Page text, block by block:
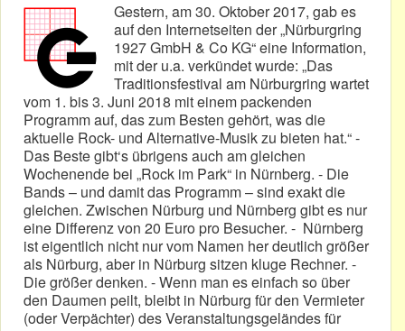
Gestern, am 30. Oktober 2017, gab es
auf den Internetseiten der „Nürburgring
1927 GmbH & Co KG“ eine Information,
mit der u.a. verkündet wurde: „Das
Traditionsfestival am Nürburgring wartet
vom 1. bis 3. Juni 2018 mit einem packenden
Programm auf, das zum Besten gehört, was die
aktuelle Rock- und Alternative-Musik zu bieten hat.“ -
Das Beste gibt‘s übrigens auch am gleichen
Wochenende bei „Rock im Park“ in Nürnberg. - Die
Bands – und damit das Programm – sind exakt die
gleichen. Zwischen Nürburg und Nürnberg gibt es nur
eine Differenz von 20 Euro pro Besucher. - Nürnberg
ist eigentlich nicht nur vom Namen her deutlich größer
als Nürburg, aber in Nürburg sitzen kluge Rechner. -
Die größer denken. - Wenn man es einfach so über
den Daumen peilt, bleibt in Nürburg für den Vermieter
(oder Verpächter) des Veranstaltungsgeländes für